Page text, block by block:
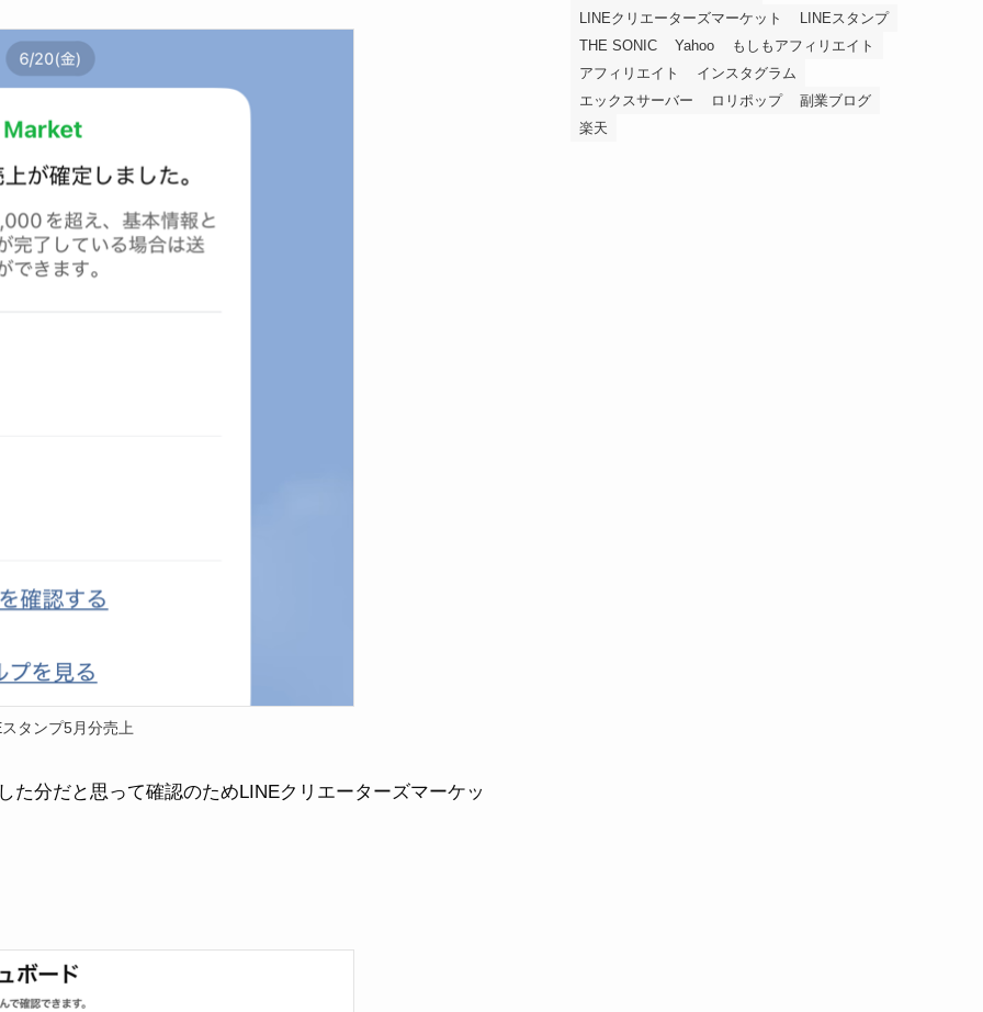
タンプ5月分売上
た分だと思って確認のためLINEクリエーターズマーケッ
LINEクリエーターズマーケット
LINEスタンプ
THE SONIC
Yahoo
もしもアフィリエイト
アフィリエイト
インスタグラム
エックスサーバー
ロリポップ
副業ブログ
楽天